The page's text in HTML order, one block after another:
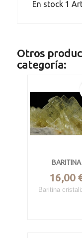
En stock 1
Otros
categoría:
BARITINA
Precio
16,00
Baritina